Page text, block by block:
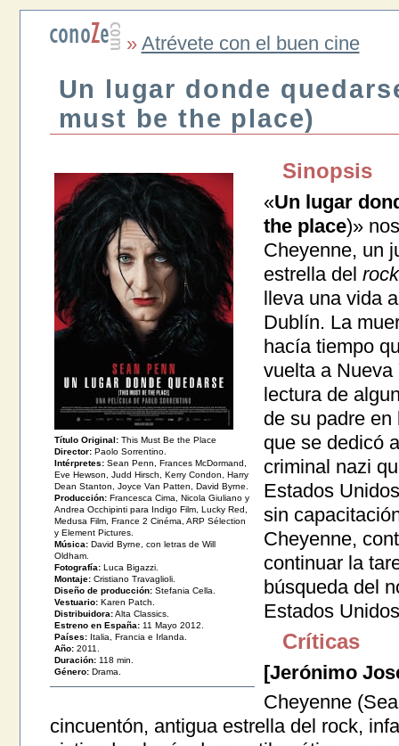
» Atrévete con el buen cine
Un lugar donde
must be the place)
Título Original: This Must Be the Place
Director: Paolo Sorrentino.
Intérpretes:Sean Penn, Frances McDormand,
Eve Hewson, Judd Hirsch, Kerry Condon, Harry
Dean Stanton, Joyce Van Patten, David Byrne.
Producción:Francesca Cima, Nicola Giuliano y
Andrea Occhipinti para Indigo Film, Lucky Red,
Medusa Film, France 2 Cinéma, ARP Sélection
y Element Pictures.
Música:David Byrne, con letras de Will
Oldham.
Fotografía:Luca Bigazzi.
Montaje:Cristiano Travaglioli.
Diseño de producción:Stefania Cella.
Vestuario:Karen Patch.
Distribuidora:Alta Classics.
Estreno en España:11 Mayo 2012.
Países:Italia, Francia e Irlanda.
Año:2011.
Duración:118 min.
Género:Drama.
Sinopsis
«Un lugar
the place)»
Cheyenne, un
estrella del rock
lleva una vida
Dublín. La
hacía tiempo
vuelta a Nueva
lectura de
de su padre
que se dedicó
criminal nazi
Estados
sin
Cheyenne,
continuar la
búsqueda del
Estados
Críticas
[Jerónimo
Cheyenne
cincuentón, antigua estrella del rock,